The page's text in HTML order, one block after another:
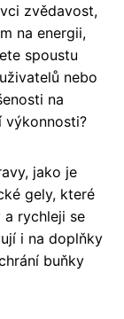
zvědavost,
na energii,
spoustu
nebo
na
výkonnosti?
jako je
gely, které
a rychleji se
i na doplňky
buňky